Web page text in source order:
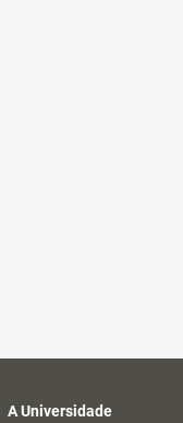
A Universidade